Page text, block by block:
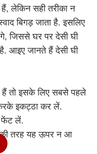
लेकिन सही तरीका न
बिगड़ जाता है. इसलिए
जिससे घर पर देसी घी
आइए जानते हैं देसी घी
हैं तो इसके लिए सबसे पहले
इकट्ठा कर लें.
फेंट लें.
तरह यह ऊपर न आ